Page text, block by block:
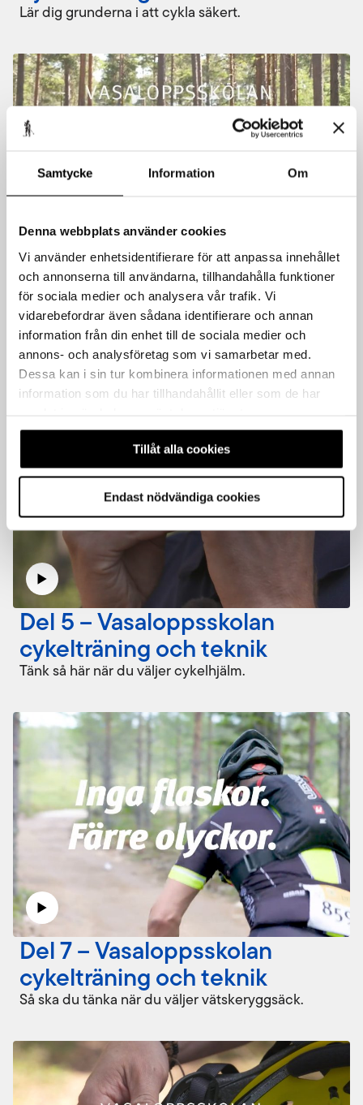
Samtycke Information Om
Denna webbplats använder cookies
Vi använder enhetsidentifierare för att anpassa innehållet
och annonserna till användarna, tillhandahålla funktioner
för sociala medier och analysera vår trafik. Vi
vidarebefordrar även sådana identifierare och annan
information från din enhet till de sociala medier och
annons- och analysföretag som vi samarbetar med.
Dessa kan i sin tur kombinera informationen med annan
information som du har tillhandahållit eller som de har
Tillåt alla cookies
Endast nödvändiga cookies
Lär dig grunderna i att cykla säkert.
Del 4 – Vasaloppsskolan
cykelträning och teknik
Konsten att välja rätt cykel.
Del 5 – Vasaloppsskolan
cykelträning och teknik
Tänk så här när du väljer cykelhjälm.
Del 7 – Vasaloppsskolan
cykelträning och teknik
Så ska du tänka när du väljer vätskeryggsäck.